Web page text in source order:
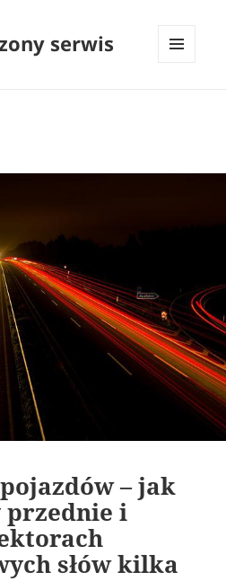
serwis
– jak
i
słów kilka